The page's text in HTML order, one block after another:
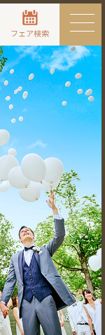
フェア検索